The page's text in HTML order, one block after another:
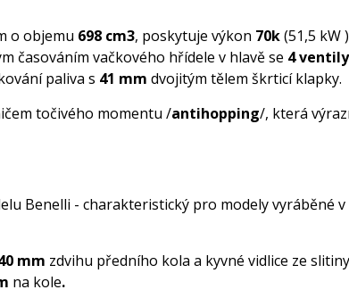
o objemu 698 cm3, poskytuje výkon 70k(51,5 kW
časováním vačkového hřídele v hlavě se 4 ventily
paliva s 41 mm dvojitým tělem škrticí klapky.
točivého momentu /antihopping/, která
Benelli - charakteristický pro modely vyráběné
mm zdvihu předního kola a kyvné vidlice ze
na kole.